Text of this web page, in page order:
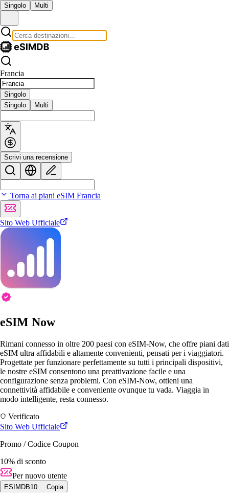
Singolo Multi
Francia
Singolo
Singolo
Multi
Scrivi una recensione
Torna ai piani eSIM Francia
Sito Web Ufficiale
eSIM Now
Rimani connesso in oltre 200 paesi con eSIM-Now, che offre piani dati
eSIM ultra affidabili e altamente convenienti, pensati per i viaggiatori.
Progettate per funzionare perfettamente su tutti i principali dispositivi,
le nostre eSIM consentono una preattivazione facile e una
configurazione senza problemi. Con eSIM-Now, ottieni una
connettività affidabile e conveniente ovunque tu vada. Viaggia in
modo intelligente, resta connesso.
Verificato
Sito Web Ufficiale
Promo / Codice Coupon
10% di sconto
Per nuovo utente
ESIMDB10 Copia